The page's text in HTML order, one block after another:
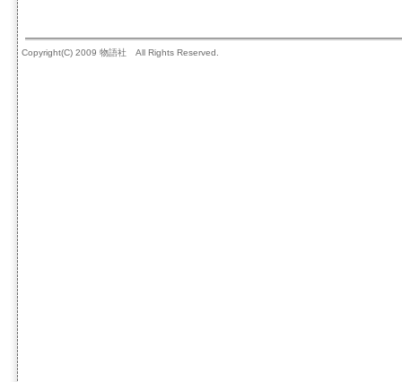
Copyright(C) 2009 物語社 All Rights Reserved.